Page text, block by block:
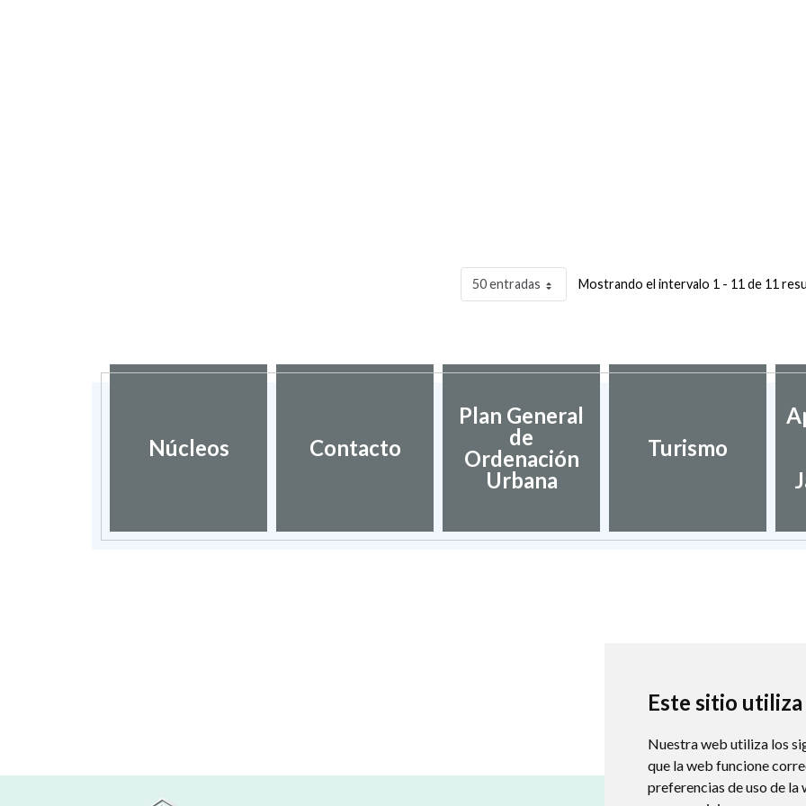
Este sitio
Nuestra web utiliza los
que la web funcione
preferencias de uso de la
50 entradas Mostrando el intervalo 1 - 11 de 11
Núcleos Contacto
Plan General
de
Ordenación
Urbana
Turismo